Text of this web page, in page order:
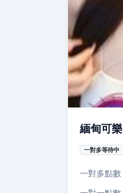
緬甸可樂
一對多等待中
一對多點數